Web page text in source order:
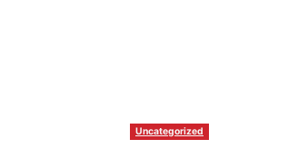
Uncategorized